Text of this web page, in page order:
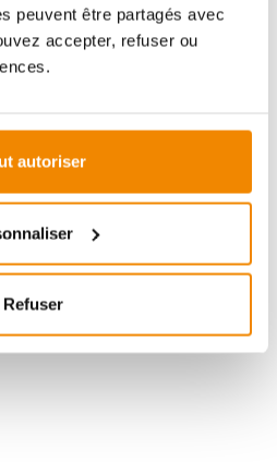
peuvent être partagés avec
accepter, refuser ou
autoriser
Refuser
Aucune question ne
problème n'est irrésolu.
12 04